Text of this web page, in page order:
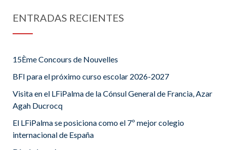
ENTRADAS RECIENTES
15Ème Concours de Nouvelles
BFI para el próximo curso escolar 2026-2027
Visita en el LFiPalma de la Cónsul General de Francia, Azar
Agah Ducrocq
El LFiPalma se posiciona como el 7º mejor colegio
internacional de España